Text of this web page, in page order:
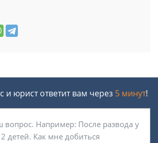
и юрист ответит вам через 5 минут!